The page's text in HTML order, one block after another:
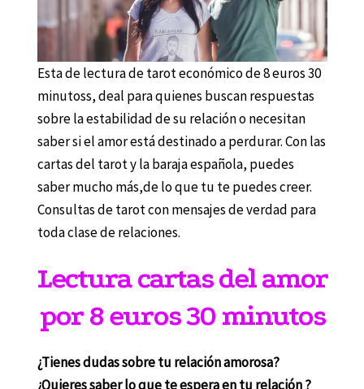
Esta de lectura de tarot económico de 8 euros 30
minutoss, deal para quienes buscan respuestas
sobre la estabilidad de su relación o necesitan
saber si el amor está destinado a perdurar. Con las
cartas del tarot y la baraja española, puedes
saber mucho más,de lo que tu te puedes creer.
Consultas de tarot con mensajes de verdad para
toda clase de relaciones.
Lectura cartas del amor
por 8 euros 30 minutos
¿Tienes dudas sobre tu relación amorosa?
¿Quieres saber lo que te espera en tu relación ?